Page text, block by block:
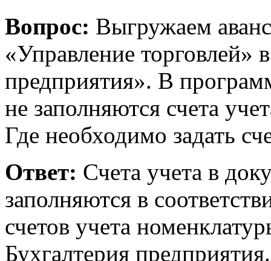
Вопрос: Выгружаем
«Управление торговлей»
предприятия». В
не заполняются счета
Где необходимо задать
Ответ: Счета учета в
заполняются в
счетов учета
Бухгалтерия